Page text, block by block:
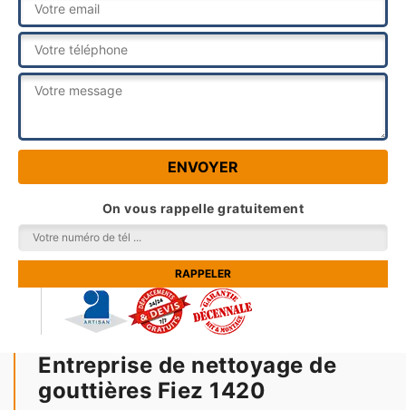
On vous rappelle gratuitement
Entreprise de nettoyage de
gouttières Fiez 1420